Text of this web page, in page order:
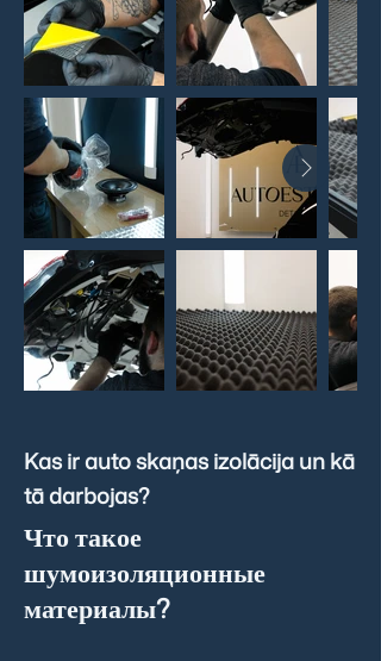
Kas ir auto skaņas izolācija un kā
tā darbojas?
Что такое
шумоизоляционные
материалы?